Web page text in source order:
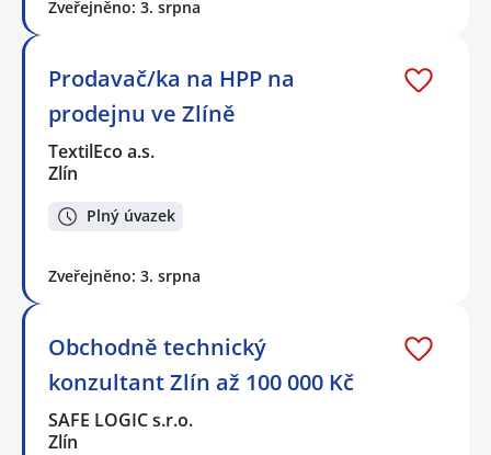
Zveřejněno: 3. srpna
Prodavač/ka na HPP na
prodejnu ve Zlíně
TextilEco a.s.
Zlín
Plný úvazek
Zveřejněno: 3. srpna
Obchodně technický
konzultant Zlín až 100 000 Kč
SAFE LOGIC s.r.o.
Zlín